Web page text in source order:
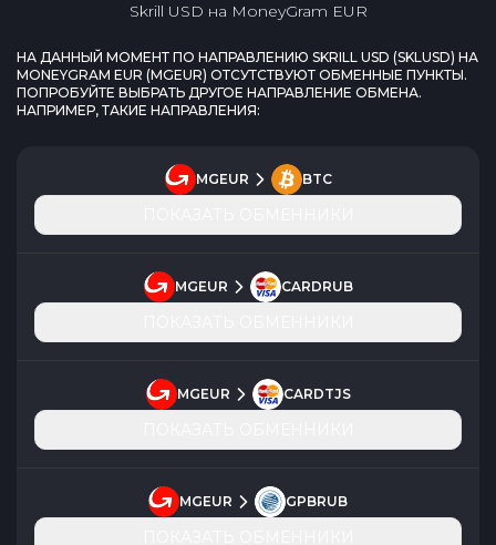
Skrill USD на MoneyGram EUR
НА ДАННЫЙ МОМЕНТ ПО НАПРАВЛЕНИЮ SKRILL USD (SKLUSD) НА
MONEYGRAM EUR (MGEUR) ОТСУТСТВУЮТ ОБМЕННЫЕ ПУНКТЫ.
ПОПРОБУЙТЕ ВЫБРАТЬ ДРУГОЕ НАПРАВЛЕНИЕ ОБМЕНА.
НАПРИМЕР, ТАКИЕ НАПРАВЛЕНИЯ:
MGEUR BTC
MGEUR CARDRUB
MGEUR CARDTJS
MGEUR GPBRUB